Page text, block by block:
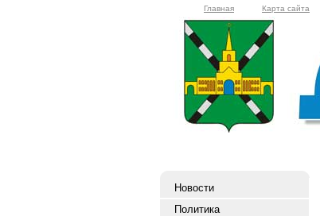
Главная Карта сайта
Новости
Политика